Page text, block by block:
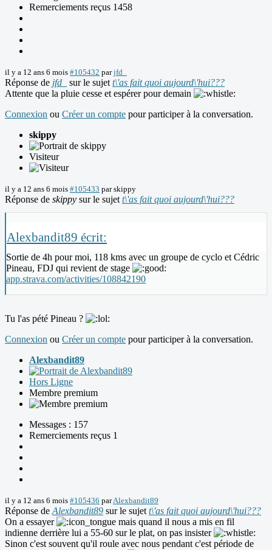
Remerciements reçus 1458
il y a 12 ans 6 mois #105432 parjfd_
Réponse de jfd_ sur le sujet t\'as fait quoi aujourd\'hui???
Attente que la pluie cesse et espérer pour demain
Connexion ou Créer un compte pour participer à la conversation.
skippy
Visiteur
il y a 12 ans 6 mois #105433 parskippy
Réponse de skippy sur le sujet t\'as fait quoi aujourd\'hui???
Alexbandit89 écrit:
Sortie de 4h pour moi, 118 kms avec un groupe de cyclo et Cédric
Pineau, FDJ qui revient de stage
app.strava.com/activities/108842190
Tu l'as pété Pineau ?
Connexion ou Créer un compte pour participer à la conversation.
Alexbandit89
Hors Ligne
Membre premium
Messages : 157
Remerciements reçus 1
il y a 12 ans 6 mois #105436 parAlexbandit89
Réponse de Alexbandit89 sur le sujet t\'as fait quoi aujourd\'hui???
On a essayer
mais quand il nous a mis en fil
indienne derrière lui a 55-60 sur le plat, on pas insister
Sinon c'est souvent qu'il roule avec nous pendant c'est période de